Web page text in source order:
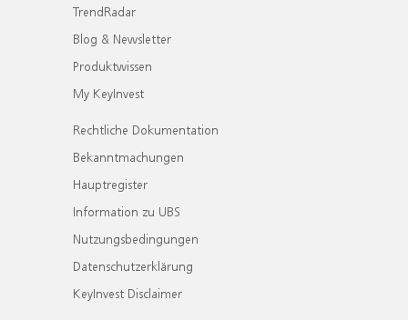
TrendRadar
Blog & Newsletter
Produktwissen
My KeyInvest
Rechtliche Dokumentation
Bekanntmachungen
Hauptregister
Information zu UBS
Nutzungsbedingungen
Datenschutzerklärung
KeyInvest Disclaimer